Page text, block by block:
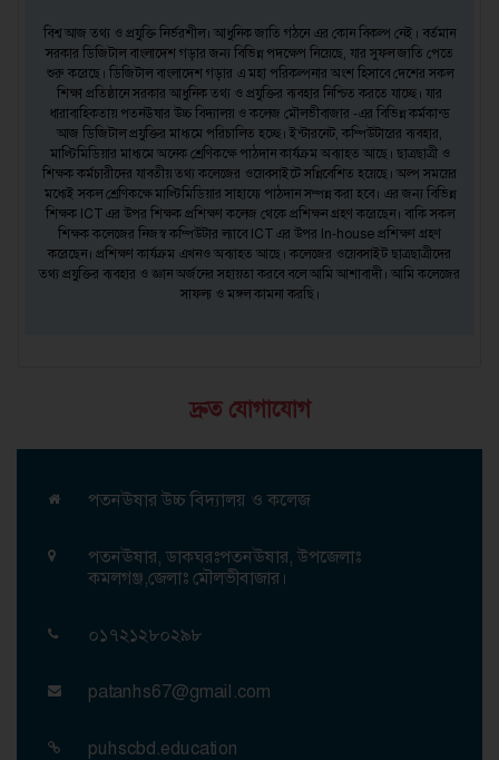
বিশ্ব আজ তথ্য ও প্রযুক্তি নির্ভরশীল। আধুনিক জাতি গঠনে এর কোন বিকল্প নেই। বর্তমান
সরকার ডিজিটাল বাংলাদেশ গড়ার জন্য বিভিন্ন পদক্ষেপ নিয়েছে, যার সুফল জাতি পেতে
শুরু করেছে। ডিজিটাল বাংলাদেশ গড়ার এ মহা পরিকল্পনার অংশ হিসাবে দেশের সকল
শিক্ষা প্রতিষ্ঠানে সরকার আধুনিক তথ্য ও প্রযুক্তির ব্যবহার নিশ্চিত করতে যাচ্ছে। যার
ধারাবাহিকতায় পতনঊষার উচ্চ বিদ্যালয় ও কলেজ মৌলভীবাজার -এর বিভিন্ন কর্মকান্ড
আজ ডিজিটাল প্রযুক্তির মাধ্যমে পরিচালিত হচ্ছে। ইন্টারনেট, কম্পিউটারের ব্যবহার,
মাল্টিমিডিয়ার মাধ্যমে অনেক শ্রেণিকক্ষে পাঠদান কার্যক্রম অব্যাহত আছে। ছাত্রছাত্রী ও
শিক্ষক কর্মচারীদের যাবতীয় তথ্য কলেজের ওয়েবসাইটে সন্নিবেশিত হয়েছে। অল্প সময়ের
মধ্যেই সকল শ্রেণিকক্ষে মাল্টিমিডিয়ার সাহায্যে পাঠদান সম্পন্ন করা হবে। এর জন্য বিভিন্ন
শিক্ষক ICT এর উপর শিক্ষক প্রশিক্ষণ কলেজ থেকে প্রশিক্ষন গ্রহণ করেছেন। বাকি সকল
শিক্ষক কলেজের নিজস্ব কম্পিউটার ল্যাবে ICT এর উপর In-house প্রশিক্ষণ গ্রহণ
করেছেন। প্রশিক্ষণ কার্যক্রম এখনও অব্যাহত আছে। কলেজের ওয়েবসাইট ছাত্রছাত্রীদের
তথ্য প্রযুক্তির ব্যবহার ও জ্ঞান অর্জনের সহায়তা করবে বলে আমি আশাবাদী। আমি কলেজের
সাফল্য ও মঙ্গল কামনা করছি।
দ্রুত যোগাযোগ
পতনঊষার উচ্চ বিদ্যালয় ও কলেজ
পতনঊষার, ডাকঘরঃপতনঊষার, উপজেলাঃ
কমলগঞ্জ,জেলাঃ মৌলভীবাজার।
০১৭২১২৮০২৯৮
patanhs67@gmail.com
puhscbd.education